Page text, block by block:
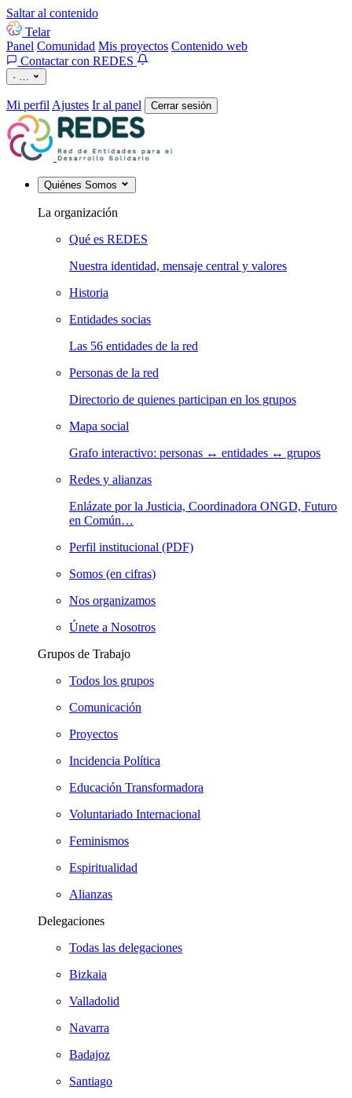
Saltar al contenido
Telar
Panel Comunidad Mis proyectos Contenido web
Contactar con REDES
· …
Mi perfil Ajustes Ir al panel Cerrar sesión
Quiénes Somos
La organización
Qué es REDES
Nuestra identidad, mensaje central y valores
Historia
Entidades socias
Las 56 entidades de la red
Personas de la red
Directorio de quienes participan en los grupos
Mapa social
Grafo interactivo: personas ↔ entidades ↔ grupos
Redes y alianzas
Enlázate por la Justicia, Coordinadora ONGD, Futuro
en Común…
Perfil institucional (PDF)
Somos (en cifras)
Nos organizamos
Únete a Nosotros
Grupos de Trabajo
Todos los grupos
Comunicación
Proyectos
Incidencia Política
Educación Transformadora
Voluntariado Internacional
Feminismos
Espiritualidad
Alianzas
Delegaciones
Todas las delegaciones
Bizkaia
Valladolid
Navarra
Badajoz
Santiago